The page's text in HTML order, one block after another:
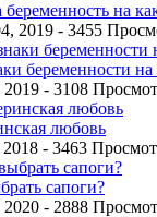
беременность на
2019 - 3455
беременности на
2019 - 3108
любовь
2018 - 3463
сапоги?
2020 - 2888